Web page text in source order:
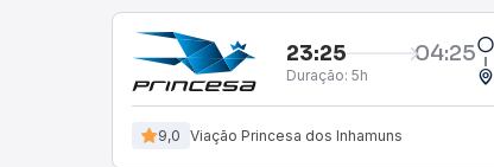
23:25 04:25
Duração: 5h
9,0 Viação Princesa dos Inhamuns